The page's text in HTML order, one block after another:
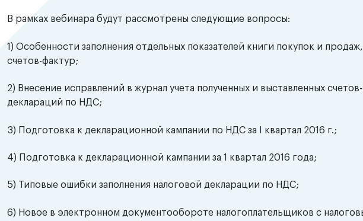
В рамках вебинара будут рассмотрены следующие вопросы:
1) Особенности заполнения отдельных показателей книги покупок и
счетов-фактур;
2) Внесение исправлений в журнал учета полученных и выставленных
деклараций по НДС;
3) Подготовка к декларационной кампании по НДС за I квартал 2016 г.;
4) Подготовка к декларационной кампании за 1 квартал 2016 года;
5) Типовые ошибки заполнения налоговой декларации по НДС;
6) Новое в электронном документообороте налогоплательщиков с